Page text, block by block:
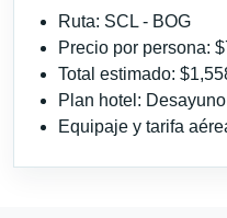
Ruta: SCL - BOG
Precio por persona:
Total estimado:
Plan hotel: Desayuno
Equipaje y tarifa